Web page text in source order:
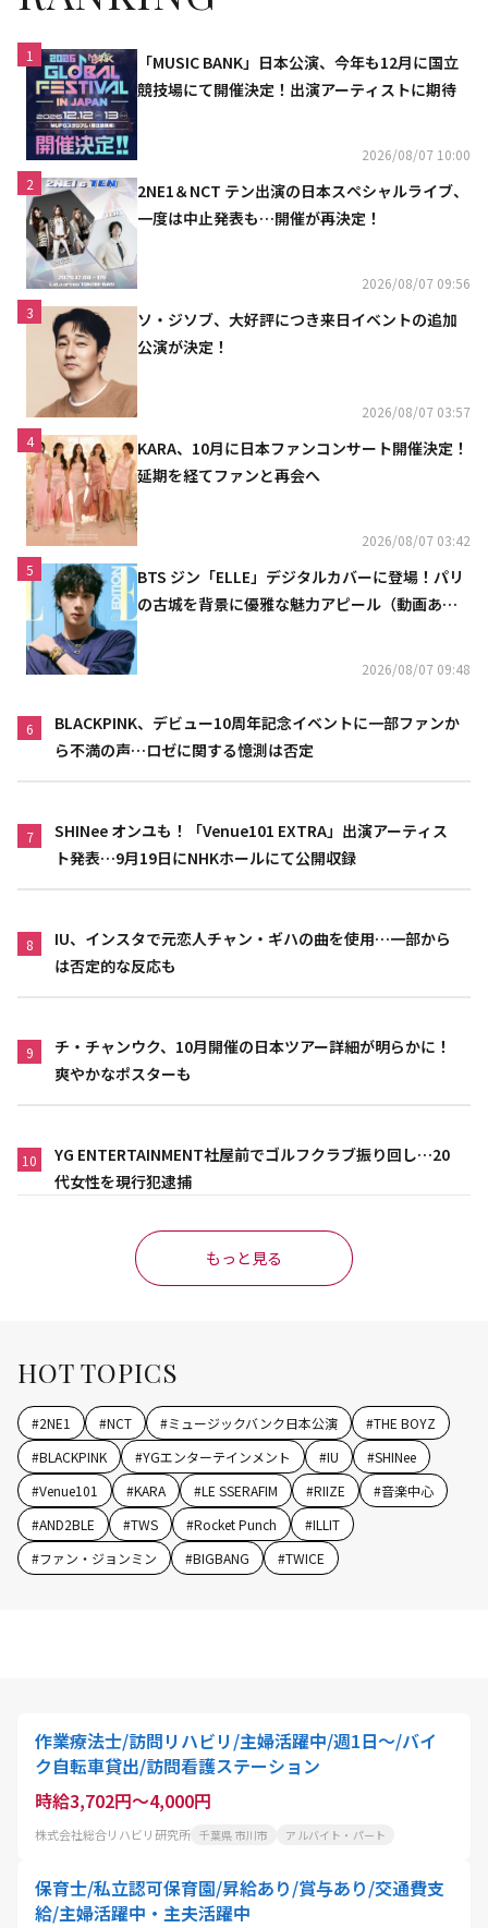
1
「MUSIC BANK」日本公演、今年も12月に国立
競技場にて開催決定！出演アーティストに期待
2026/08/07 10:00
2
2NE1＆NCT テン出演の日本スペシャルライブ、
一度は中止発表も…開催が再決定！
2026/08/07 09:56
3
ソ・ジソブ、大好評につき来日イベントの追加
公演が決定！
2026/08/07 03:57
4
KARA、10月に日本ファンコンサート開催決定！
延期を経てファンと再会へ
2026/08/07 03:42
5
BTS ジン「ELLE」デジタルカバーに登場！パリ
の古城を背景に優雅な魅力アピール（動画あ
2026/08/07 09:48
6
BLACKPINK、デビュー10周年記念イベントに一部ファンか
ら不満の声…ロゼに関する憶測は否定
7
SHINee オンユも！「Venue101 EXTRA」出演アーティス
ト発表…9月19日にNHKホールにて公開収録
8
IU、インスタで元恋人チャン・ギハの曲を使用…一部から
は否定的な反応も
9
チ・チャンウク、10月開催の日本ツアー詳細が明らかに！
爽やかなポスターも
10
YG ENTERTAINMENT社屋前でゴルフクラブ振り回し…20
代女性を現行犯逮捕
もっと見る
HOT TOPICS
#2NE1 #NCT #ミュージックバンク日本公演 #THE BOYZ
#BLACKPINK #YGエンターテインメント #IU #SHINee
#Venue101 #KARA #LE SSERAFIM #RIIZE #音楽中心
#AND2BLE #TWS #Rocket Punch #ILLIT
#ファン・ジョンミン #BIGBANG #TWICE
作業療法士/訪問リハビリ/主婦活躍中/週1日～/バイ
ク自転車貸出/訪問看護ステーション
時給3,702円～4,000円
株式会社総合リハビリ研究所 千葉県 市川市 アルバイト・パート
保育士/私立認可保育園/昇給あり/賞与あり/交通費支
給/主婦活躍中・主夫活躍中